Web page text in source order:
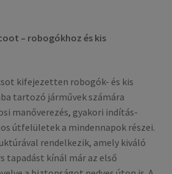
– robogókhoz és kis
kifejezetten robogók- és kis
tartozó járművek számára
manőverezés, gyakori indítás-
útfelületek a mindennapok részei.
rendelkezik, amely kiváló
tapadást kínál már az első